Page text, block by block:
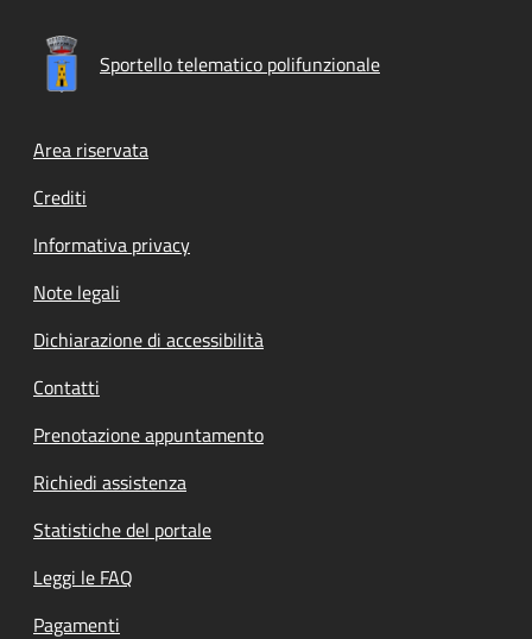
Sportello telematico polifunzionale
Footer menu
Area riservata
Crediti
Informativa privacy
Note legali
Dichiarazione di accessibilità
Contatti
Prenotazione appuntamento
Richiedi assistenza
Statistiche del portale
Leggi le FAQ
Pagamenti